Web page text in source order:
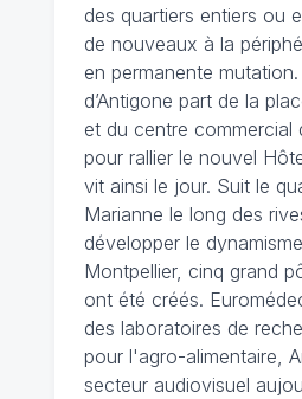
des quartiers entiers ou
de nouveaux à la
en permanente
d’Antigone part de la
et du centre commercial
pour rallier le nouvel
vit ainsi le jour. Suit le
Marianne le long des
développer le
Montpellier, cinq grand
ont été créés.
des laboratoires de
pour l'agro-alimentaire,
secteur audiovisuel